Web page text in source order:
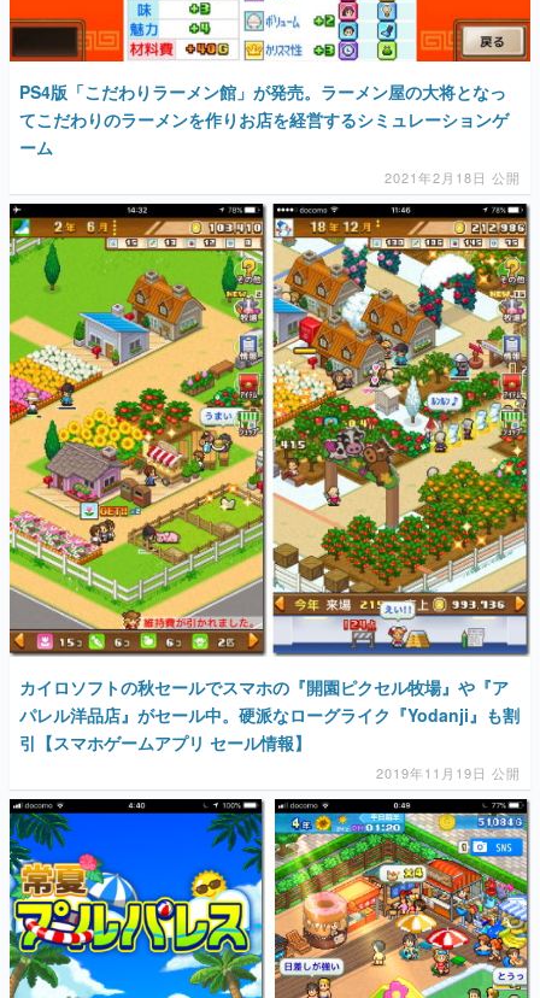
PS4版「こだわりラーメン館」が発売。ラーメン屋の大将となっ
てこだわりのラーメンを作りお店を経営するシミュレーションゲ
ーム
2021年2月18日 公開
カイロソフトの秋セールでスマホの『開園ピクセル牧場』や『ア
パレル洋品店』がセール中。硬派なローグライク『Yodanji』も割
引【スマホゲームアプリ セール情報】
2019年11月19日 公開